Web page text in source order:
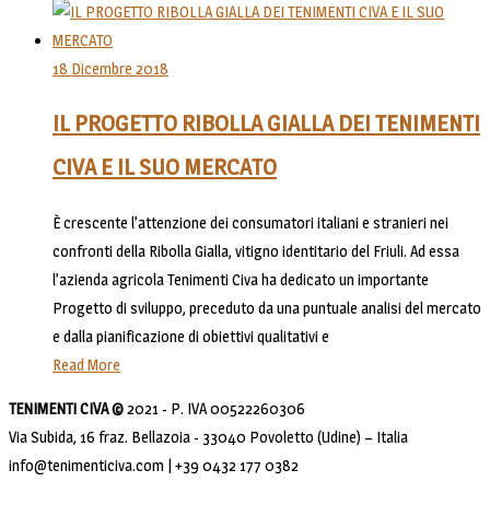
18 Dicembre 2018
IL PROGETTO RIBOLLA GIALLA DEI TENIMENTI
CIVA E IL SUO MERCATO
È crescente l’attenzione dei consumatori italiani e stranieri nei
confronti della Ribolla Gialla, vitigno identitario del Friuli. Ad essa
l’azienda agricola Tenimenti Civa ha dedicato un importante
Progetto di sviluppo, preceduto da una puntuale analisi del mercato
e dalla pianificazione di obiettivi qualitativi e
Read More
TENIMENTI CIVA ©2021 - P. IVA 00522260306
Via Subida, 16 fraz. Bellazoia - 33040 Povoletto (Udine) – Italia
info@tenimenticiva.com | +39 0432 177 0382